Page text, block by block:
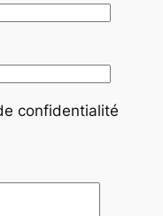
confidentialité